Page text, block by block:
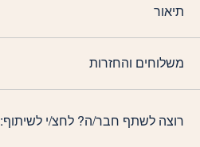
תיאור
משלוחים והחזרות
רוצה לשתף חבר/ה? לחצ/י לשיתוף: